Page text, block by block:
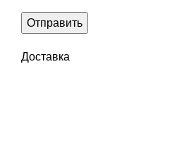
Доставка